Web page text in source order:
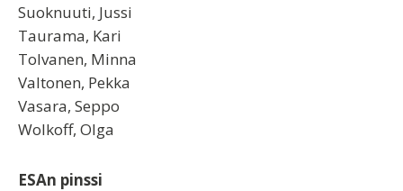
Suoknuuti, Jussi
Taurama, Kari
Tolvanen, Minna
Valtonen, Pekka
Vasara, Seppo
Wolkoff, Olga
ESAn pinssi